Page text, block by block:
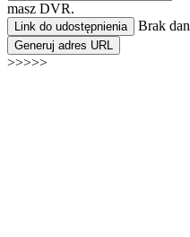
masz DVR.
Link do udostępnienia Brak
Generuj adres URL
>>>>>